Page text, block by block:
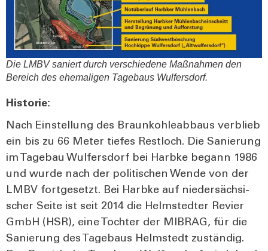
Die LMBV saniert durch ver­schie­de­ne Maß­nah­men den
Bereich des ehe­ma­li­gen Tage­baus Wul­fers­dorf.
His­to­rie:
Nach Ein­stel­lung des Braun­koh­le­ab­baus ver­blieb
ein bis zu 66 Meter tie­fes Rest­loch. Die Sanie­rung
im Tage­bau Wul­fers­dorf bei Harb­ke begann 1986
und wur­de nach der poli­ti­schen Wen­de von der
LMBV fort­ge­setzt. Bei Harb­ke auf nie­der­säch­si­
scher Sei­te ist seit 2014 die Helm­sted­ter Revier
GmbH (HSR), eine Toch­ter der MIBRAG, für die
Sanie­rung des Tage­baus Helm­stedt zustän­dig.